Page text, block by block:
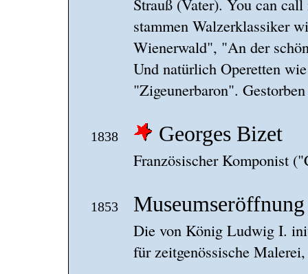
Strauß (Vater). You can
stammen Walzerklassiker
Wienerwald", "An der
Und natürlich Operetten
"Zigeunerbaron".
1838 Georges Bizet
Französischer Komponist
1853 Museumseröffnung
Die von König Ludwig I.
für zeitgenössische